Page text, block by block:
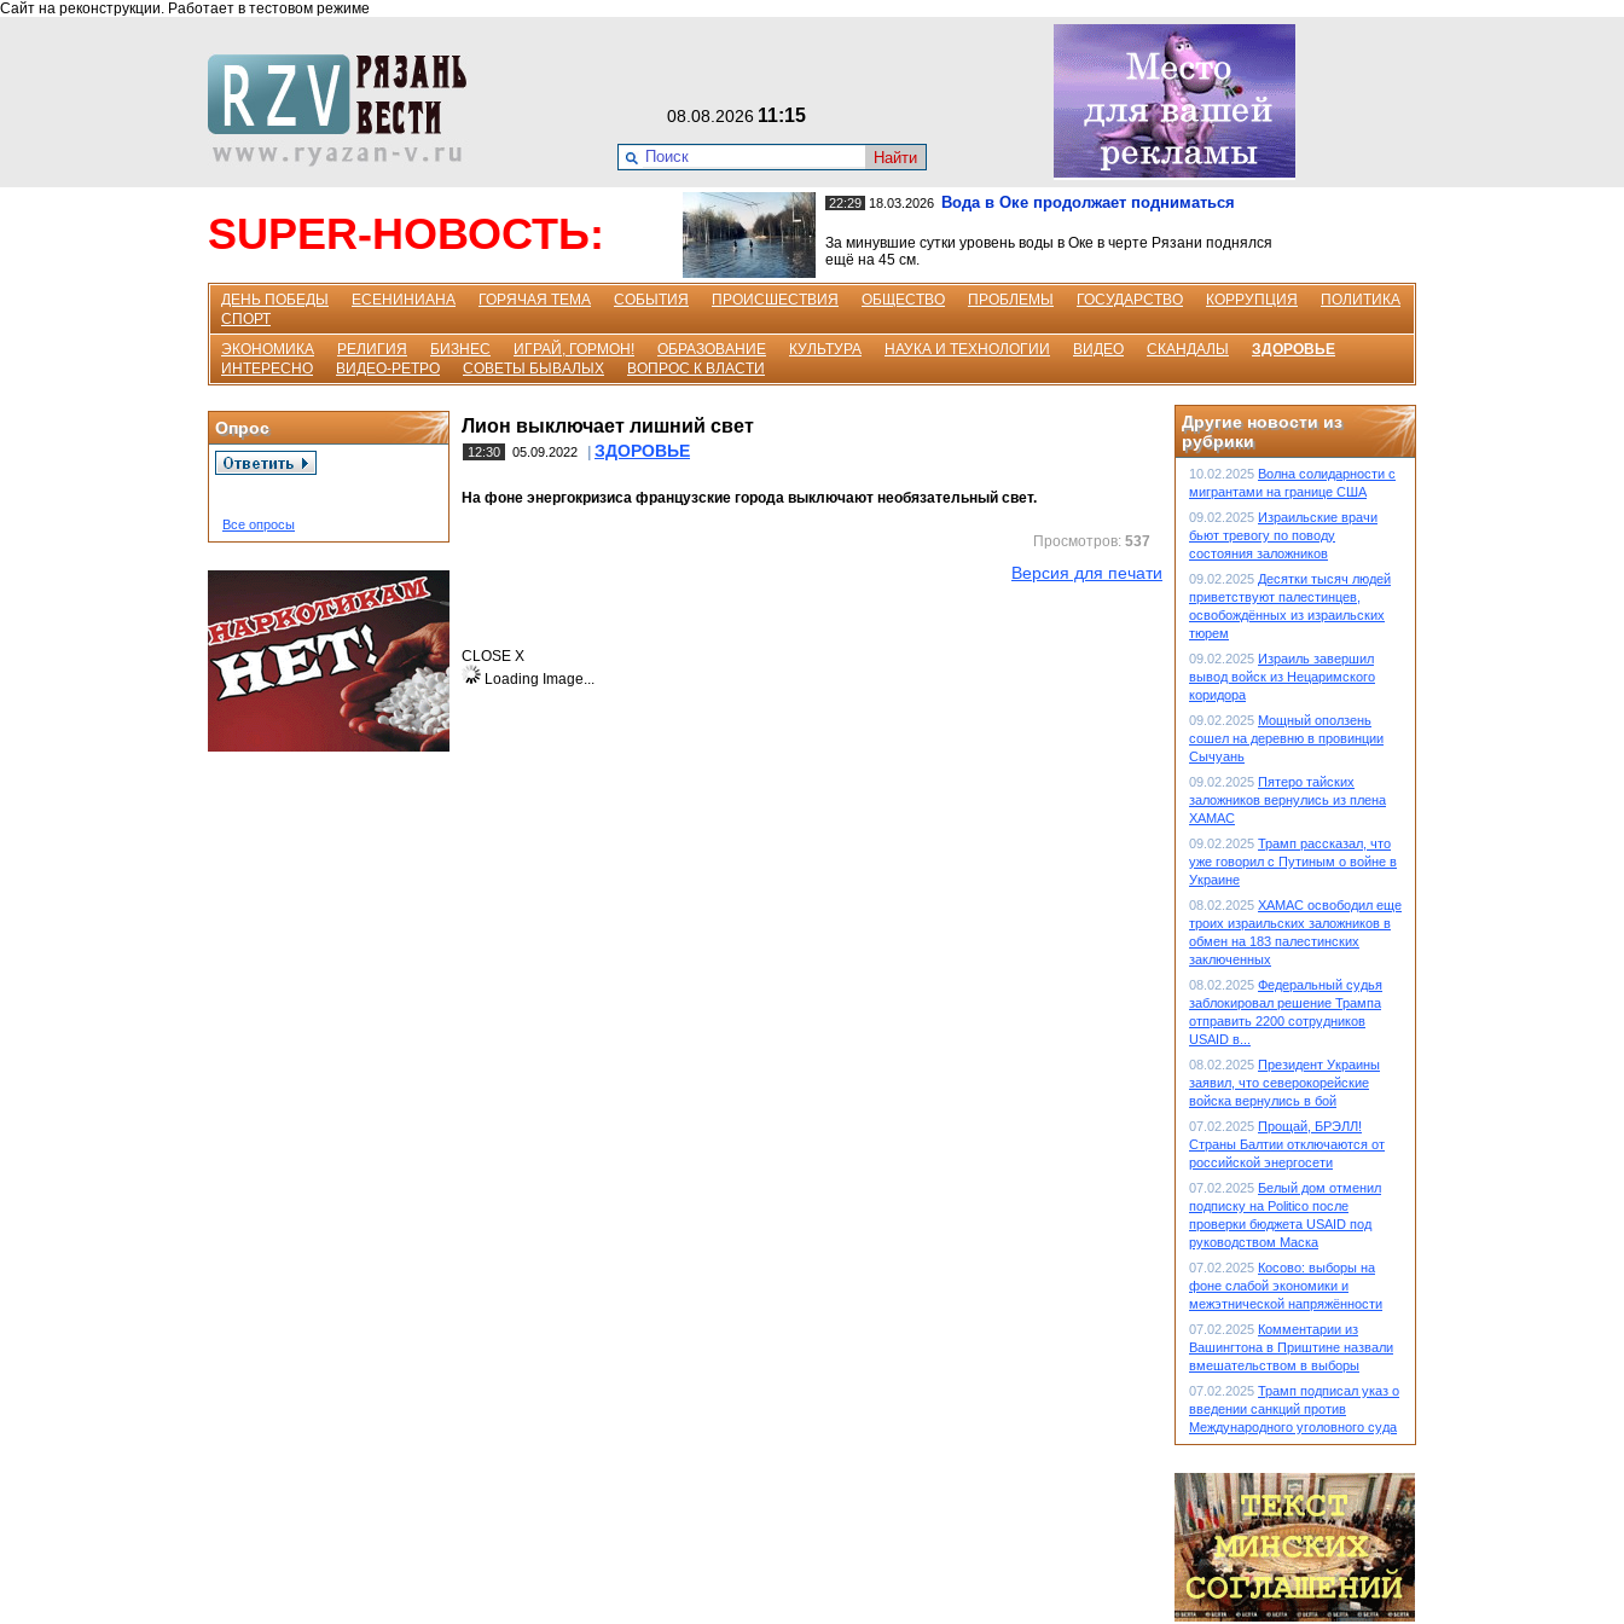
Сайт на реконструкции. Работает в тестовом режиме
08.08.2026 11:15
Найти
SUPER-НОВОСТЬ:
22:29 18.03.2026 Вода в Оке продолжает подниматься
За минувшие сутки уровень воды в Оке в черте Рязани поднялся
ещё на 45 см.
ДЕНЬ ПОБЕДЫ ЕСЕНИНИАНА ГОРЯЧАЯ ТЕМА СОБЫТИЯ ПРОИСШЕСТВИЯ ОБЩЕСТВО ПРОБЛЕМЫ ГОСУДАРСТВО КОРРУПЦИЯ
ПОЛИТИКА
СПОРТ
ЭКОНОМИКА
РЕЛИГИЯ БИЗНЕС ИГРАЙ, ГОРМОН! ОБРАЗОВАНИЕ КУЛЬТУРА НАУКА И ТЕХНОЛОГИИ ВИДЕО СКАНДАЛЫ
ЗДОРОВЬЕ
ИНТЕРЕСНО
ВИДЕО-РЕТРО СОВЕТЫ БЫВАЛЫХ ВОПРОС К ВЛАСТИ
Опрос
Все опросы
Лион выключает лишний свет
12:30 05.09.2022 ЗДОРОВЬЕ
На фоне энергокризиса французские города выключают необязательный свет.
Просмотров: 537
Версия для печати
CLOSE X
Loading Image...
Другие новости из
рубрики
10.02.2025 Волна солидарности с
мигрантами на границе США
09.02.2025 Израильские врачи
бьют тревогу по поводу
состояния заложников
09.02.2025 Десятки тысяч людей
приветствуют палестинцев,
освобождённых из израильских
тюрем
09.02.2025 Израиль завершил
вывод войск из Нецаримского
коридора
09.02.2025 Мощный оползень
сошел на деревню в провинции
Сычуань
09.02.2025 Пятеро тайских
заложников вернулись из плена
ХАМАС
09.02.2025 Трамп рассказал, что
уже говорил с Путиным о войне в
Украине
08.02.2025 ХАМАС освободил еще
троих израильских заложников в
обмен на 183 палестинских
заключенных
08.02.2025 Федеральный судья
заблокировал решение Трампа
отправить 2200 сотрудников
USAID в...
08.02.2025 Президент Украины
заявил, что северокорейские
войска вернулись в бой
07.02.2025 Прощай, БРЭЛЛ!
Страны Балтии отключаются от
российской энергосети
07.02.2025 Белый дом отменил
подписку на Politico после
проверки бюджета USAID под
руководством Маска
07.02.2025 Косово: выборы на
фоне слабой экономики и
межэтнической напряжённости
07.02.2025 Комментарии из
Вашингтона в Приштине назвали
вмешательством в выборы
07.02.2025 Трамп подписал указ о
введении санкций против
Международного уголовного суда